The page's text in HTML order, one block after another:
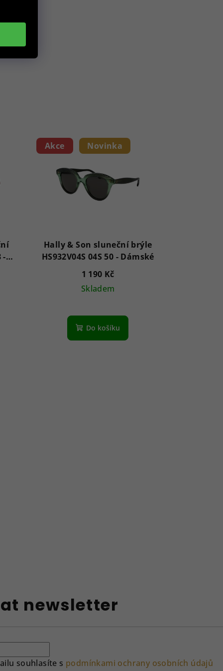
Akce Novinka
Hally & Son sluneční brýle
HS932V04S 04S 50 - Dámské
1 190 Kč
Skladem
Do košíku
newsletter
souhlasíte s podmínkami ochrany osobních údajů